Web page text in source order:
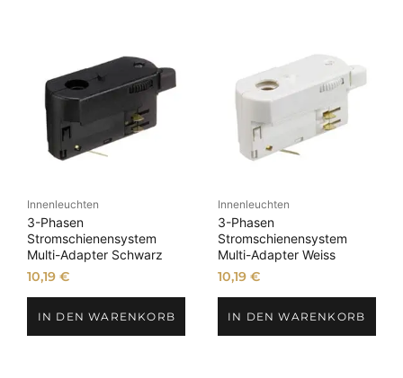
Innenleuchten
3-Phasen
Stromschienensystem
Multi-Adapter Schwarz
10,19€
IN DEN WARENKORB
Innenleuchten
3-Phasen
Stromschienensystem
Multi-Adapter Weiss
10,19 €
IN DEN WARENKORB